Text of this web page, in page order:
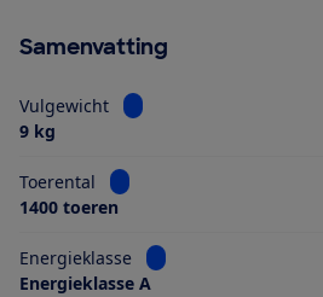
Samenvatting
Vulgewicht
Bekijk informatie voor
9 kg
Toerental
Bekijk informatie voor
1400 toeren
Energieklasse
Bekijk informatie voor
Energieklasse A